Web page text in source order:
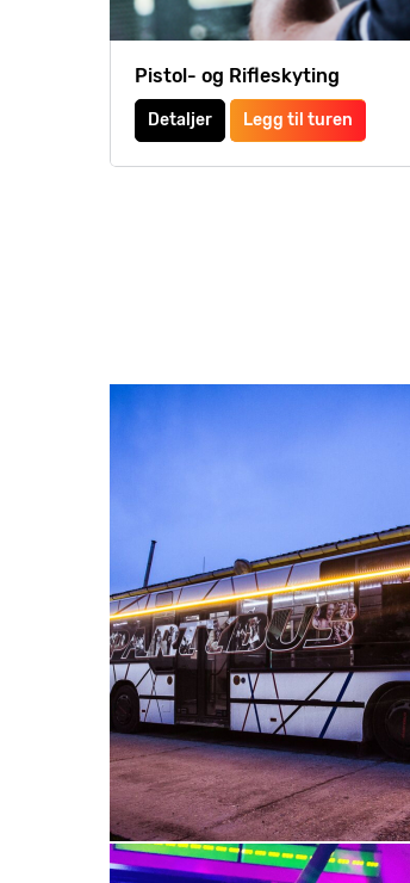
Pistol- og Rifleskyting
Detaljer Legg til turen